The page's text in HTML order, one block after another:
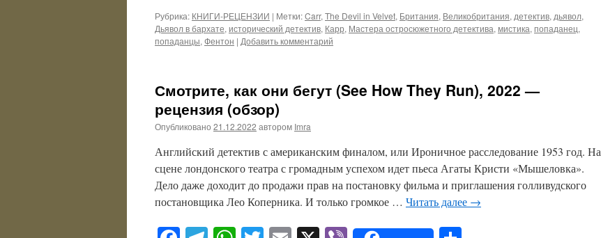
Рубрика: КНИГИ-РЕЦЕНЗИИ | Метки:Carr, The Devil in Velvet, Британия, Великобритания, детектив, дьявол,
Дьявол в бархате, исторический детектив, Карр, Мастера остросюжетного детектива, мистика, попаданец,
попаданцы, Фентон | Добавить комментарий
Смотрите, как они бегут (See How They Run), 2022 —
рецензия (обзор)
Опубликовано 21.12.2022 автором Imra
Английский детектив с американским финалом, или Ироничное расследование 1953 год. На
сцене лондонского театра с громадным успехом идет пьеса Агаты Кристи «Мышеловка».
Дело даже доходит до продажи прав на постановку фильма и приглашения голливудского
постановщика Лео Коперника. И только громкое … Читать далее →